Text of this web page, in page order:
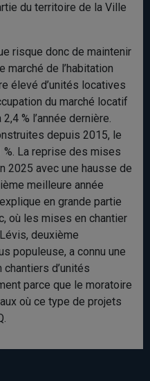
du territoire de la Ville
risque donc de maintenir
marché de l’habitation
élevé d’unités locatives
du marché locatif
% l’année dernière.
depuis 2015, le
%. La reprise des mises
2025 avec une hausse de
meilleure année
en grande partie
où les mises en chantier
deuxième
populeuse, a connu une
d’unités
parce que le moratoire
où ce type de projets